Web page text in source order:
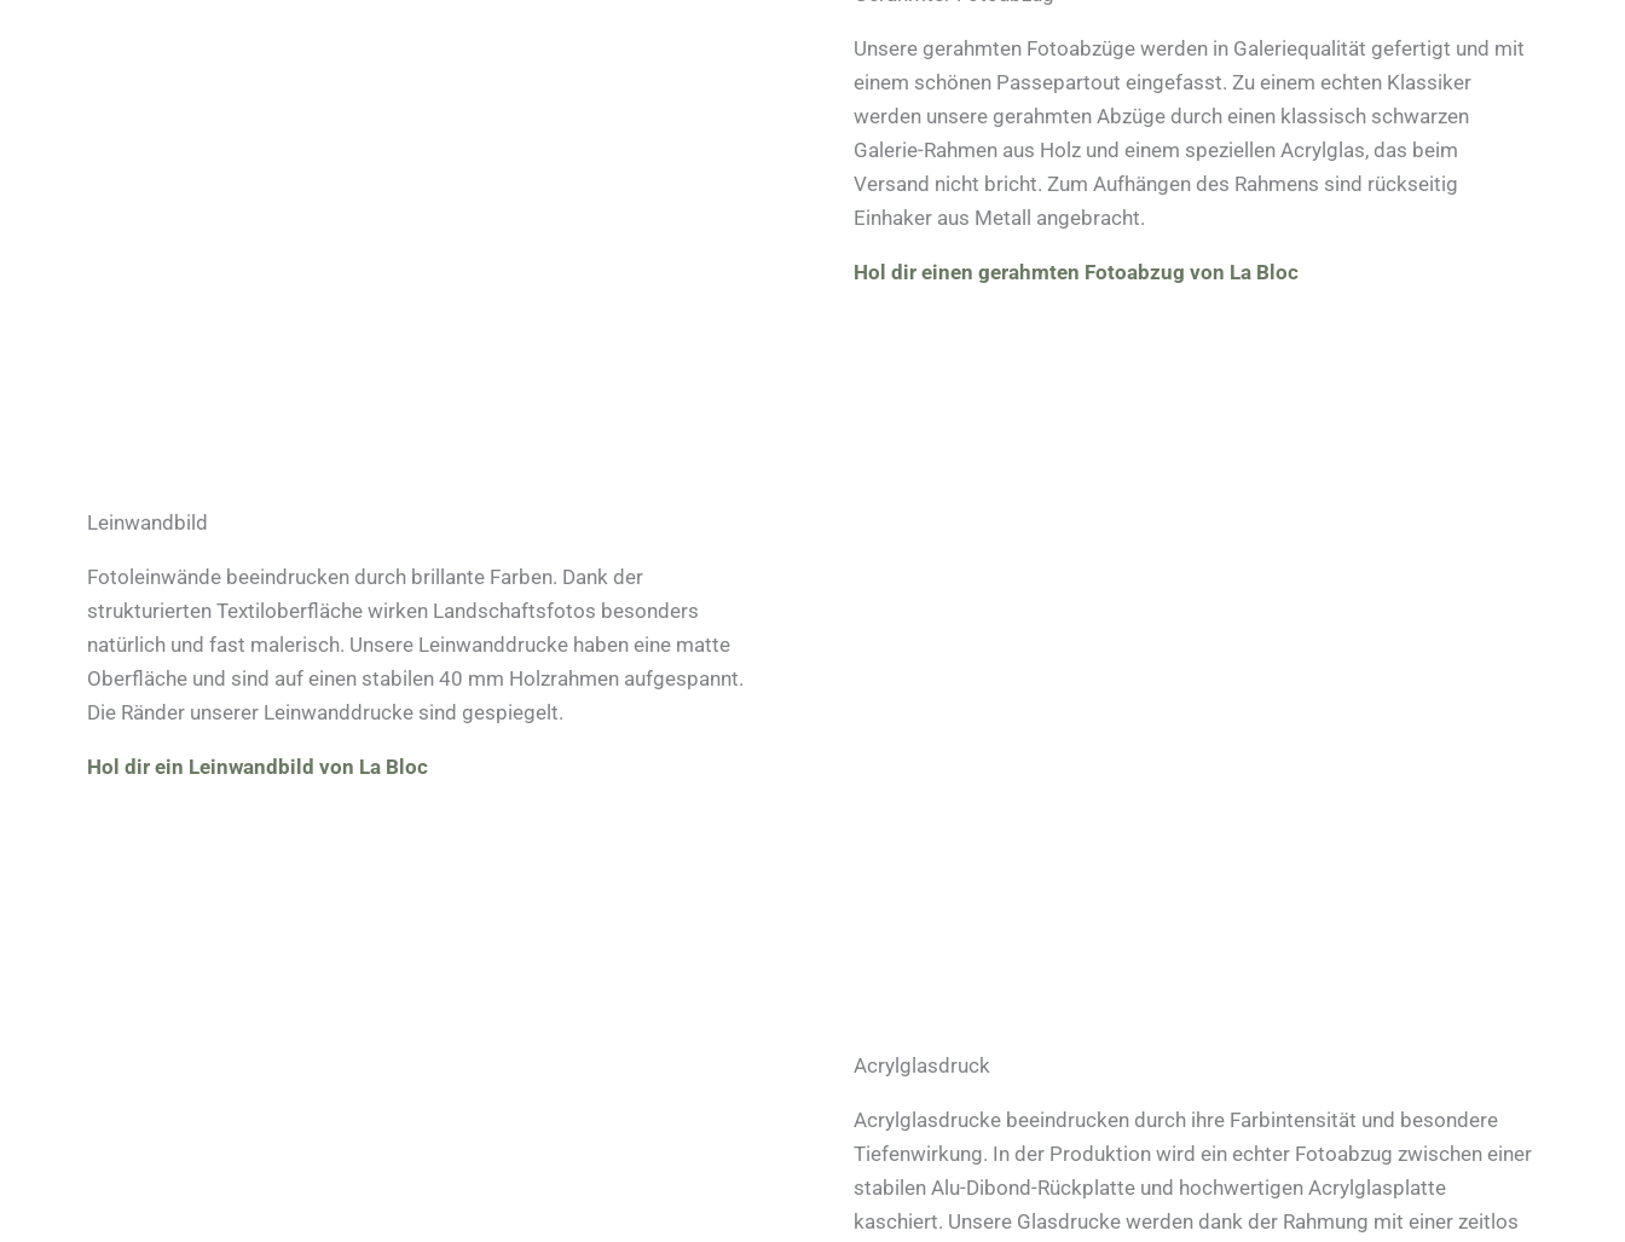
Unsere gerahmten Fotoabzüge werden in Galeriequalität gefertigt und mit
einem schönen Passepartout eingefasst. Zu einem echten Klassiker
werden unsere gerahmten Abzüge durch einen klassisch schwarzen
Galerie-Rahmen aus Holz und einem speziellen Acrylglas, das beim
Versand nicht bricht. Zum Aufhängen des Rahmens sind rückseitig
Einhaker aus Metall angebracht.
Hol dir einen gerahmten Fotoabzug von La Bloc
Leinwandbild
Fotoleinwände beeindrucken durch brillante Farben. Dank der
strukturierten Textiloberfläche wirken Landschaftsfotos besonders
natürlich und fast malerisch. Unsere Leinwanddrucke haben eine matte
Oberfläche und sind auf einen stabilen 40 mm Holzrahmen aufgespannt.
Die Ränder unserer Leinwanddrucke sind gespiegelt.
Hol dir ein Leinwandbild von La Bloc
Acrylglasdruck
Acrylglasdrucke beeindrucken durch ihre Farbintensität und besondere
Tiefenwirkung. In der Produktion wird ein echter Fotoabzug zwischen einer
stabilen Alu-Dibond-Rückplatte und hochwertigen Acrylglasplatte
kaschiert. Unsere Glasdrucke werden dank der Rahmung mit einer zeitlos